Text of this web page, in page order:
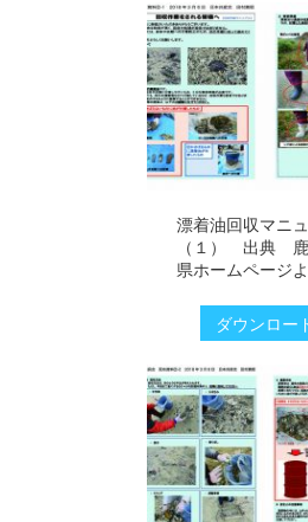
漂着油回収マニ
（１） 出典
県ホームページ
ダウンロー